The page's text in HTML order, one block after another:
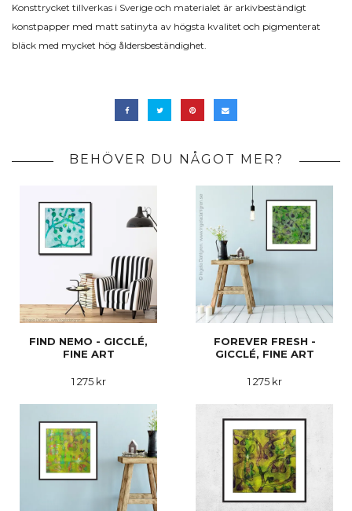
Konsttrycket tillverkas i Sverige och materialet är arkivbeständigt
konstpapper med matt satinyta av högsta kvalitet och pigmenterat
bläck med mycket hög åldersbeständighet.
BEHÖVER DU NÅGOT MER?
FIND NEMO - GICCLÉ,
FINE ART
1 275 kr
FOREVER FRESH -
GICCLÉ, FINE ART
1 275 kr